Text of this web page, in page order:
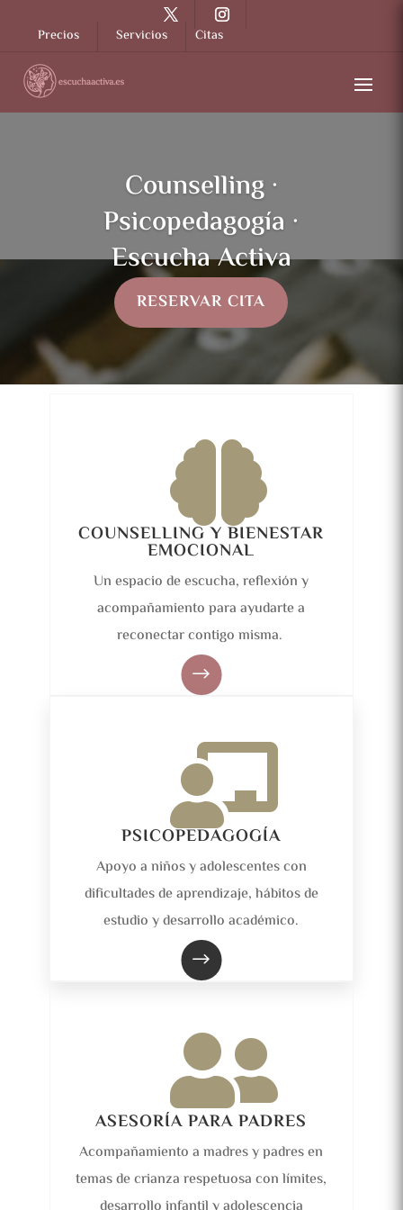
Precios Servicios Citas
Counselling ·
Psicopedagogía ·
Escucha Activa
RESERVAR CITA

COUNSELLING Y BIENESTAR
EMOCIONAL
Un espacio de escucha, reflexión y
acompañamiento para ayudarte a
reconectar contigo misma.
$

PSICOPEDAGOGÍA
Apoyo a niños y adolescentes con
dificultades de aprendizaje, hábitos de
estudio y desarrollo académico.
$

ASESORÍA PARA PADRES
Acompañamiento a madres y padres en
temas de crianza respetuosa con límites,